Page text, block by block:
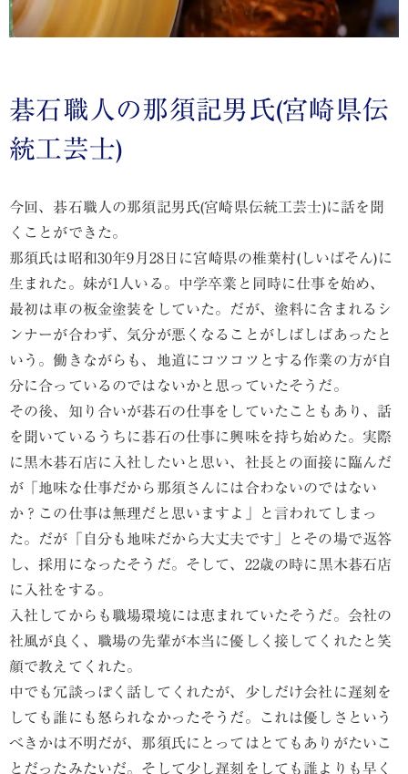
碁石職人の那須記男氏(宮崎県伝
統工芸士)
今回、碁石職人の那須記男氏(宮崎県伝統工芸士)に話を聞
くことができた。
那須氏は昭和30年9月28日に宮崎県の椎葉村(しいばそん)に
生まれた。妹が1人いる。中学卒業と同時に仕事を始め、
最初は車の板金塗装をしていた。だが、塗料に含まれるシ
ンナーが合わず、気分が悪くなることがしばしばあったと
いう。働きながらも、地道にコツコツとする作業の方が自
分に合っているのではないかと思っていたそうだ。
その後、知り合いが碁石の仕事をしていたこともあり、話
を聞いているうちに碁石の仕事に興味を持ち始めた。実際
に黒木碁石店に入社したいと思い、社長との面接に臨んだ
が「地味な仕事だから那須さんには合わないのではない
か？この仕事は無理だと思いますよ」と言われてしまっ
た。だが「自分も地味だから大丈夫です」とその場で返答
し、採用になったそうだ。そして、22歳の時に黒木碁石店
に入社をする。
入社してからも職場環境には恵まれていたそうだ。会社の
社風が良く、職場の先輩が本当に優しく接してくれたと笑
顔で教えてくれた。
中でも冗談っぽく話してくれたが、少しだけ会社に遅刻を
しても誰にも怒られなかったそうだ。これは優しさという
べきかは不明だが、那須氏にとってはとてもありがたいこ
とだったみたいだ。そして少し遅刻をしても誰よりも早く